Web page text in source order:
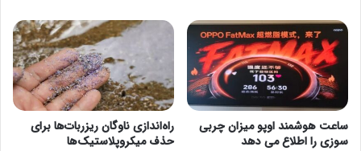
ساعت هوشمند اوپو میزان چربی
سوزی را اطلاع می دهد
راه‌اندازی ناوگان ریزربات‌ها برای
حذف میکروپلاستیک‌ها